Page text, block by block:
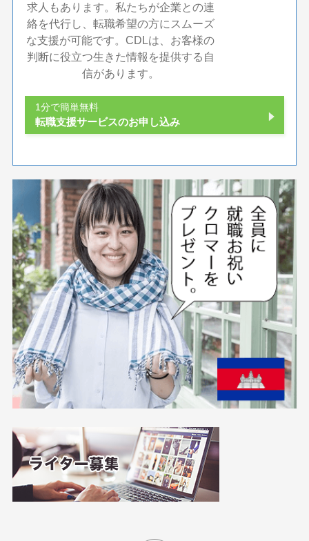
求人もあります。私たちが企業との連
絡を代行し、転職希望の方にスムーズ
な支援が可能です。CDLは、お客様の
判断に役立つ生きた情報を提供する自
信があります。
1分で簡単無料
転職支援サービスのお申し込み